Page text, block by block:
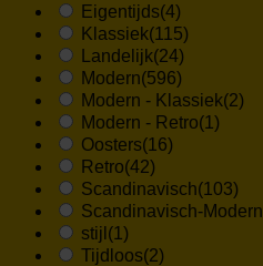
Eigentijds(4)
Klassiek(115)
Landelijk(24)
Modern(596)
Modern - Klassiek(2)
Modern - Retro(1)
Oosters(16)
Retro(42)
Scandinavisch(103)
Scandinavisch-Modern
stijl (1)
Tijdloos(2)